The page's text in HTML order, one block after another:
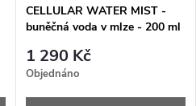
CELLULAR WATER MIST -
buněčná voda v mlze - 200 ml
1 290 Kč
Objednáno